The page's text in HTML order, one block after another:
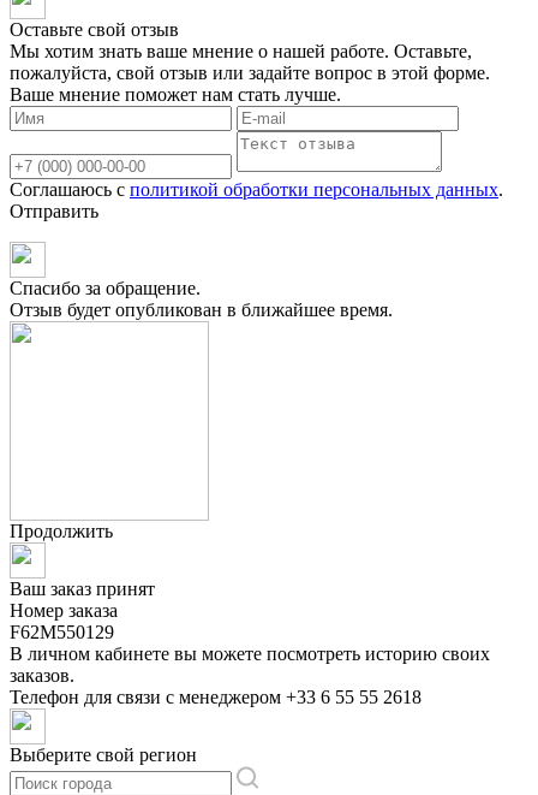
Оставьте свой отзыв
Мы хотим знать ваше мнение о нашей работе. Оставьте,
пожалуйста, свой отзыв или задайте вопрос в этой форме.
Ваше мнение поможет нам стать лучше.
Соглашаюсь с политикой обработки персональных данных.
Отправить
Спасибо за обращение.
Отзыв будет опубликован в ближайшее время.
Продолжить
Ваш заказ принят
Номер заказа
F62M550129
В личном кабинете вы можете посмотреть историю своих
заказов.
Телефон для связи с менеджером +33 6 55 55 2618
Выберите свой регион